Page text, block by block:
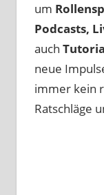
um
Podcasts,
auch
neue
immer kein
Ratschläge